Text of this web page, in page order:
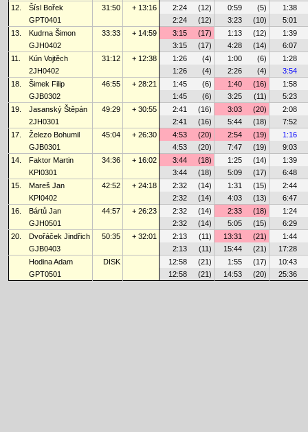
12.
Šísl Bořek 31:50 + 13:16 2:24 (12) 0:59 (5)
1:38
GPT0401
2:24 (12) 3:23 (10)
5:01
13.
Kudrna Šimon 33:33 + 14:59 3:15 (17) 1:13 (12)
1:39
GJH0402
3:15 (17) 4:28 (14)
6:07
11.
Kún Vojtěch 31:12 + 12:38 1:26 (4) 1:00 (6)
1:28
2JH0402
1:26 (4) 2:26 (4)
3:54
18.
Šimek Filip 46:55 + 28:21 1:45 (6) 1:40 (16)
1:58
GJB0302
1:45 (6) 3:25 (11)
5:23
19.
Jasanský Štěpán 49:29 + 30:55 2:41 (16) 3:03 (20)
2:08
2JH0301
2:41 (16) 5:44 (18)
7:52
17.
Železo Bohumil 45:04 + 26:30 4:53 (20) 2:54 (19)
1:16
GJB0301
4:53 (20) 7:47 (19)
9:03
14.
Faktor Martin 34:36 + 16:02 3:44 (18) 1:25 (14)
1:39
KPI0301
3:44 (18) 5:09 (17)
6:48
15.
Mareš Jan 42:52 + 24:18 2:32 (14) 1:31 (15)
2:44
KPI0402
2:32 (14) 4:03 (13)
6:47
16.
Bártů Jan 44:57 + 26:23 2:32 (14) 2:33 (18)
1:24
GJH0501
2:32 (14) 5:05 (15)
6:29
20.
Dvořáček Jindřich 50:35 + 32:01 2:13 (11) 13:31 (21)
1:44
GJB0403
2:13 (11) 15:44 (21)
17:28
Hodina Adam
DISK 12:58 (21) 1:55 (17)
10:43
GPT0501
12:58 (21) 14:53 (20) 25:36